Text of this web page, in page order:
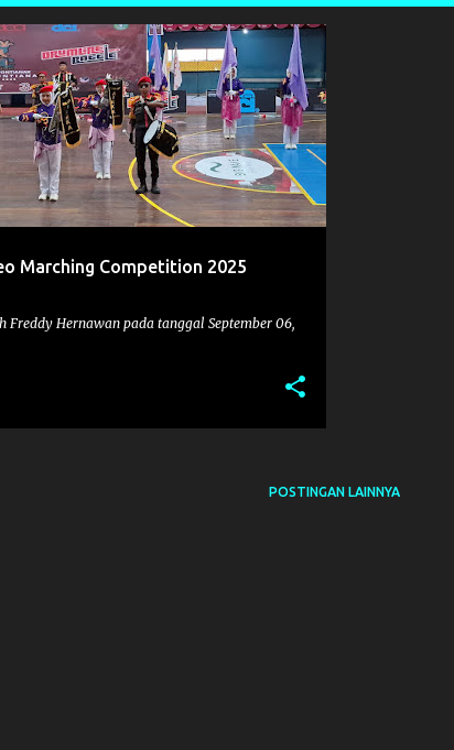
Marching Competition 2025
Freddy Hernawan pada tanggal September 06,
POSTINGAN LAINNYA